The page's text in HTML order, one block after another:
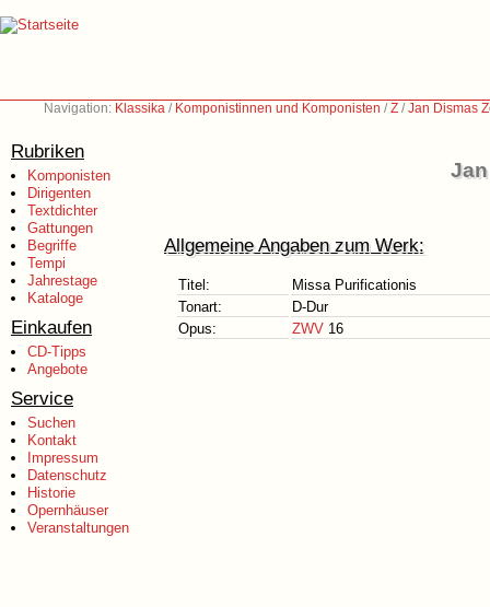
Navigation: Klassika / Komponistinnen und Komponisten /Z /Jan Dismas
Rubriken
Komponisten
Dirigenten
Textdichter
Gattungen
Begriffe
Tempi
Jahrestage
Kataloge
Einkaufen
CD-Tipps
Angebote
Service
Suchen
Kontakt
Impressum
Datenschutz
Historie
Opernhäuser
Veranstaltungen
Allgemeine Angaben zum Werk:
Titel:
Missa Purificationis
Tonart:
D-Dur
Opus:
ZWV 16